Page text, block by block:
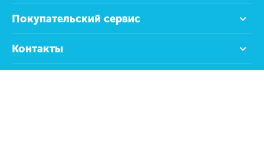
Покупательский сервис
Контакты